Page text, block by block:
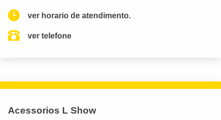
ver horario de atendimento.
ver telefone
Acessorios L Show